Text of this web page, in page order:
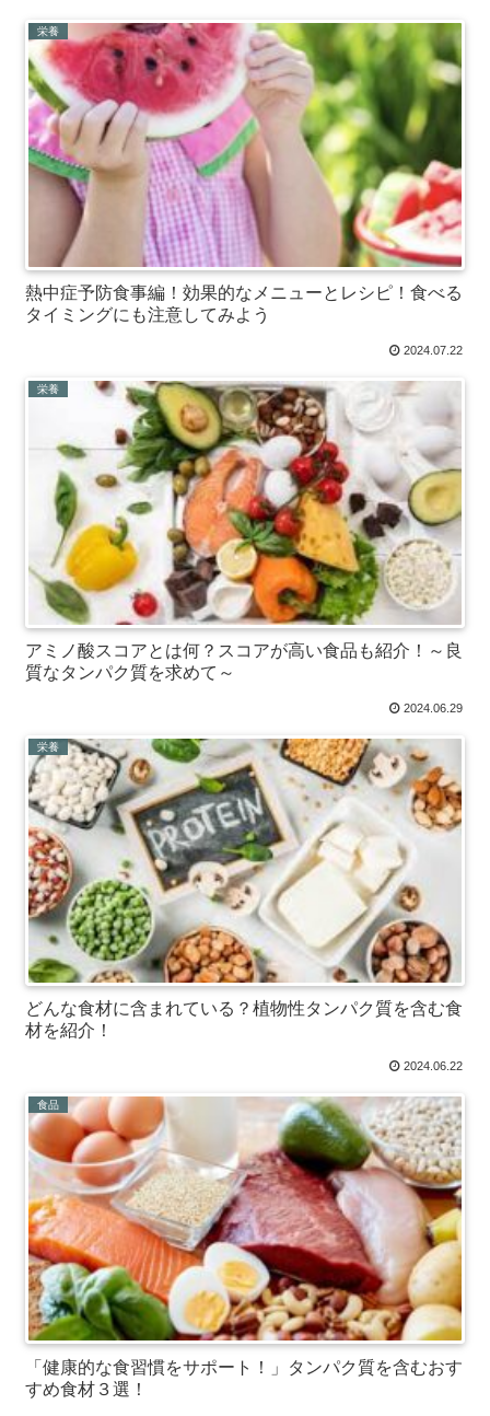
栄養
熱中症予防食事編！効果的なメニューとレシピ！食べる
タイミングにも注意してみよう
2024.07.22
栄養
アミノ酸スコアとは何？スコアが高い食品も紹介！～良
質なタンパク質を求めて～
2024.06.29
栄養
どんな食材に含まれている？植物性タンパク質を含む食
材を紹介！
2024.06.22
食品
「健康的な食習慣をサポート！」タンパク質を含むおす
すめ食材３選！